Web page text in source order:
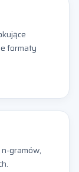
formaty
gramów,